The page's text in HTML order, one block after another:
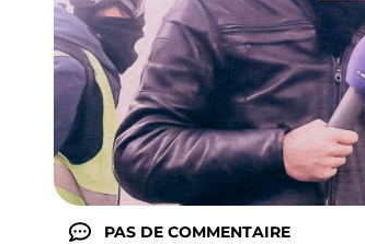
PAS DE COMMENTAIRE